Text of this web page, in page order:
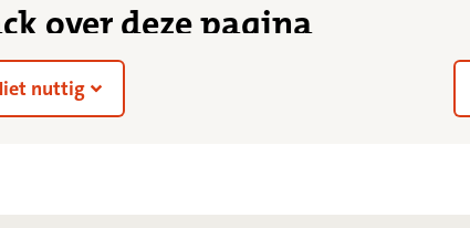
over deze pagina
nuttig